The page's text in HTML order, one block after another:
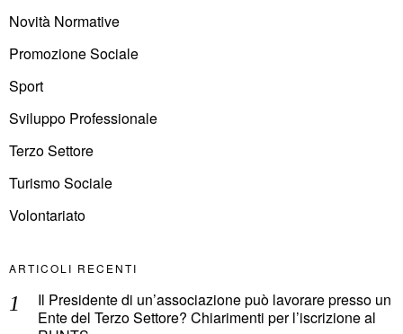
Novità Normative
Promozione Sociale
Sport
Sviluppo Professionale
Terzo Settore
Turismo Sociale
Volontariato
ARTICOLI RECENTI
Il Presidente di un’associazione può lavorare presso un
Ente del Terzo Settore? Chiarimenti per l’iscrizione al